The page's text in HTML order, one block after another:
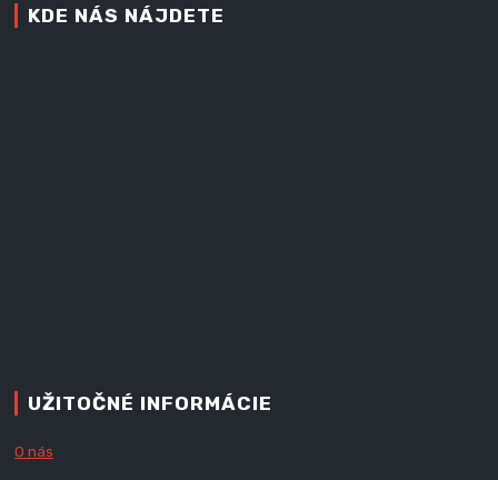
KDE NÁS NÁJDETE
UŽITOČNÉ INFORMÁCIE
O nás